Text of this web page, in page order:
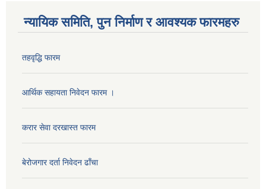
न्यायिक समिति, पुन निर्माण र आवश्यक फारमहरु
तहवृद्धि फारम
आर्थिक सहायता निवेदन फारम ।
करार सेवा दरखास्त फारम
बेरोजगार दर्ता निवेदन ढाँचा